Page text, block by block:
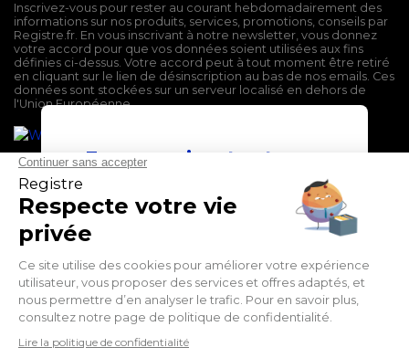
Inscrivez-vous pour rester au courant hebdomadairement des
informations sur nos produits, services, promotions, conseils par
Registre.fr. En vous inscrivant à notre newsletter, vous donnez
votre accord pour que vos données soient utilisées aux fins
définies ci-dessus. Votre accord peut à tout moment être retiré
en cliquant sur le lien de désinscription au bas de nos emails. Ces
données sont stockées sur un serveur localisé en dehors de
l'Union Européenne.
En poursuivant votre
navigation sur ce site,
vous devez accepter
l’utilisation et l'écriture
de Cookies.
J'accepte
En savoir plus
Conditions générales de vente
Politique de confidentialité